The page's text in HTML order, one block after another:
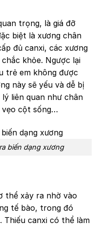
trọng, là giá đỡ
biệt là xương chân
đủ canxi, các xương
khỏe. Ngược lại
trẻ em không được
này sẽ yếu và dễ bị
liên quan như chân
vẹo cột sống…
biến dạng xương
thể xảy ra nhờ vào
tế bào, trong đó
Thiếu canxi có thể làm